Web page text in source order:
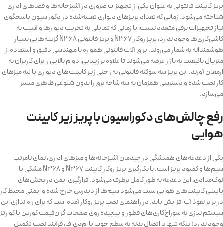
پریز کابینت فانتونی به عنوان یکی از تجهیزات ضروری در آشپزخانه‌ها و فضاهای اداری
شناخته می‌شود. زمانی که تعداد پریزهای دیواری تعبیه‌شده در دکوراسیون پاسخگوی
نیاز تجهیزات برقی متعدد نیست، یا زمانی که تمایلی به تخریب دیوارها و آسیب به
کاشی‌کاری‌ها وجود ندارد، پریز روکار N367 و پریز فانتونی N368 گزینه‌هایی بسیار
هوشمندانه به شمار می‌روند. یراق آلات فانتونی همواره با مهندسی دقیق و استفاده از
متریال باکیفیت به بازار عرضه می‌شوند تا علاوه بر زیبایی، دوام بالایی را برای کاربران به
ارمغان آورند. این پریز سه سوکته فانتونی به راحتی زیر کابینت‌های دیواری یا لبه میزهای
کار نصب شده و دسترسی همزمان به سه شاخه برق را بدون شلوغی ظاهری میسر
می‌سازد.
رفع چالش‌های دکوراسیون با پریز زیر کابینت
هوایی
یکی از دغدغه‌های همیشگی در چیدمان آشپزخانه‌ها و میزهای اداری، نمای نامرتب
سیم‌ها و کمبود پریز است. با بکارگیری پریز روکار کابینت N367 و N368 مشکی یا
نوک‌مدادی، این دغدغه به طور کامل برطرف می‌شود. قرارگیری ایمن در بخش‌های
پایینی کابینت‌های هوایی سبب می‌شود سیم‌ها از دیدرس خارج شده و ایمنی محیط کار
در برابر نفوذ آب افزایش یابد. در راهنمای نصب پریز روکار آمده است که برای راه‌اندازی این
سیستم نیازی به سوراخ‌کاری‌های قطور و پیچیده روی صفحات گران‌قیمت کورین یا کوارتز
وجود ندارد؛ بلکه تنها با اتصال بدنه به سطح چوب یا ام‌دی‌اف، فرآیند نصب تکمیل